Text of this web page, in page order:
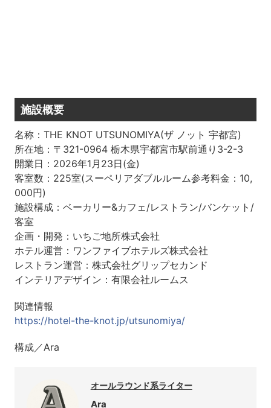
施設概要
名称：THE KNOT UTSUNOMIYA(ザ ノット 宇都宮)
所在地：〒321-0964 栃木県宇都宮市駅前通り3-2-3
開業日：2026年1月23日(金)
客室数：225室(スーペリアダブルルーム参考料金：10,
000円)
施設構成：ベーカリー&カフェ/レストラン/バンケット/
客室
企画・開発：いちご地所株式会社
ホテル運営：ワンファイブホテルズ株式会社
レストラン運営：株式会社グリップセカンド
インテリアデザイン：有限会社ルームス
関連情報
https://hotel-the-knot.jp/utsunomiya/
構成／Ara
オールラウンド系ライター
Ara